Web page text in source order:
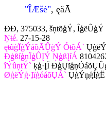
"ÎÆšė", ęäĀ
ÐÐ, 375033, šņŧõģÝ, ÎģëÛģÝ
Ņŧé. 27-15-28
ęŧũģÏģÝáõÃÛģÝ ÓŧõÁ`
ÐģßíģņÏģÛĮÝ ŅģßĮíÁ
îÝûņŧÝ` ķģ·ĮÏ
ØģëÝģ·ĮïģóáõŲÁ` ŲģÝņģÍģË